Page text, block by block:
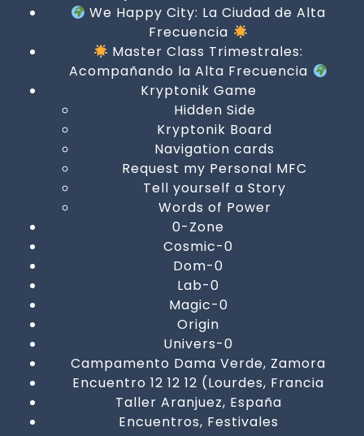
We Happy City: La Ciudad de Alta
Frecuencia
Master Class Trimestrales:
Acompañando la Alta Frecuencia
Kryptonik Game
Hidden Side
Kryptonik Board
Navigation cards
Request my Personal MFC
Tell yourself a Story
Words of Power
0-Zone
Cosmic-0
Dom-0
Lab-0
Magic-0
Origin
Univers-0
Campamento Dama Verde, Zamora
Encuentro 12 12 12 (Lourdes, Francia
Taller Aranjuez, España
Encuentros, Festivales